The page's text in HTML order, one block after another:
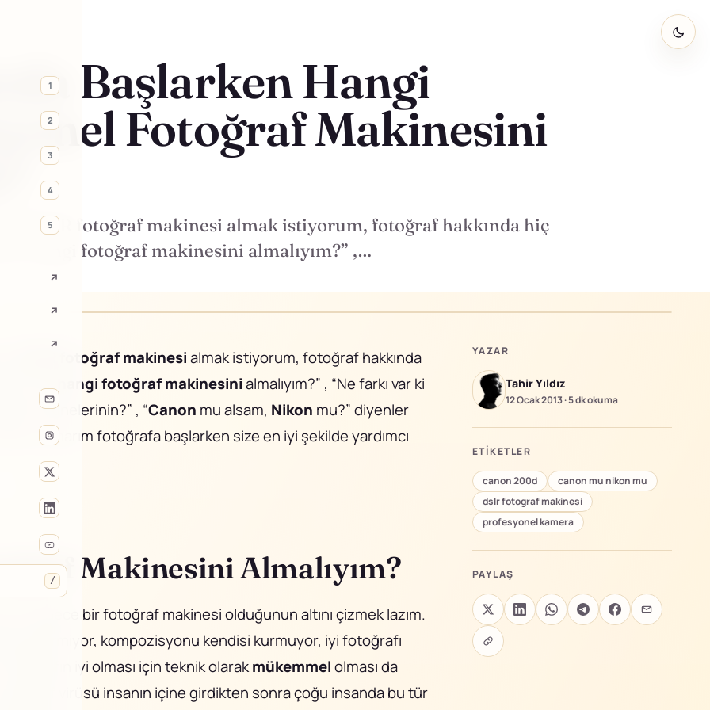
1
2
3
4
5
↗
↗
↗
/
Başlarken Hangi
Fotoğraf Makinesini
“DSLR fotoğraf makinesi almak istiyorum, fotoğraf hakkında hiç
hangi fotoğraf makinesini almalıyım?” ,…
DSLR fotoğraf makinesialmak istiyorum, fotoğraf hakkında
hangi fotoğraf makinesinialmalıyım?” , “Ne farkı var ki
makinelerinin?” , “Canon mu alsam, Nikon mu?” diyenler
umarım fotoğrafa başlarken size en iyi şekilde yardımcı
Makinesini Almalıyım?
sadece bir fotoğraf makinesi olduğunun altını çizmek lazım.
getirmiyor, kompozisyonu kendisi kurmuyor, iyi fotoğrafı
fotoğrafın iyi olması için teknik olarakmükemmelolması da
fotoğraf virüsü insanın içine girdikten sonra çoğu insanda bu tür
YAZAR
Tahir Yıldız
12 Ocak 2013·5 dkokuma
ETIKETLER
canon 200d
canon mu nikon mu
dslr fotograf makinesi
profesyonel kamera
PAYLAŞ